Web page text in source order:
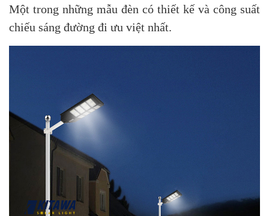
Một trong những mẫu đèn có thiết kế và công suất
chiếu sáng đường đi ưu việt nhất.